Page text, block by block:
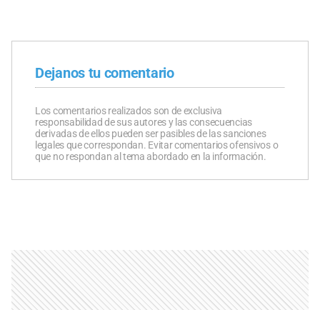
Dejanos tu comentario
Los comentarios realizados son de exclusiva
responsabilidad de sus autores y las consecuencias
derivadas de ellos pueden ser pasibles de las sanciones
legales que correspondan. Evitar comentarios ofensivos o
que no respondan al tema abordado en la información.